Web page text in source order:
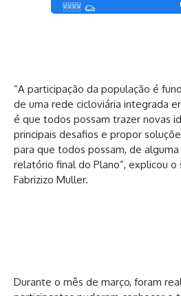
“A participação da população é
de uma rede cicloviária integrada
é que todos possam trazer novas
principais desafios e propor
para que todos possam, de
relatório final do Plano”, explicou o
Fabrizizo Muller.
Durante o mês de março, foram